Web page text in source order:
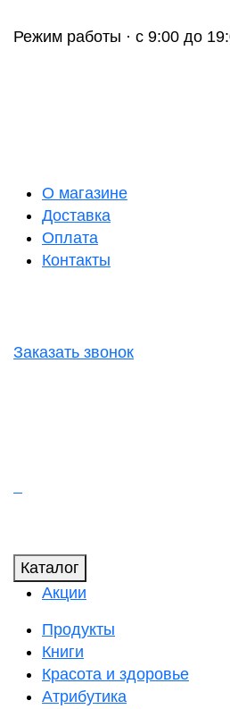
Режим работы · с 9:00 до
О магазине
Доставка
Оплата
Контакты
Заказать звонок
Каталог
Акции
Продукты
Книги
Красота и здоровье
Атрибутика